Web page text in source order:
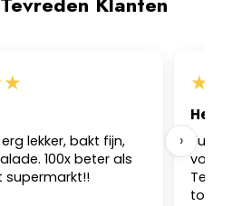
★
lekker, bakt fijn,
100x beter als
supermarkt!!
★
Heleen
Super
voor
Teken
›